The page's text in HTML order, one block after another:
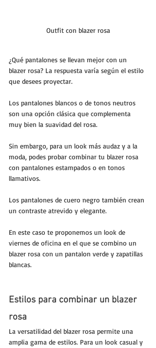
Outfit con blazer rosa
¿Qué pantalones se llevan mejor con un
blazer rosa? La respuesta varía según el estilo
que desees proyectar.
Los pantalones blancos o de tonos neutros
son una opción clásica que complementa
muy bien la suavidad del rosa.
Sin embargo, para un look más audaz y a la
moda, podes probar combinar tu blazer rosa
con pantalones estampados o en tonos
llamativos.
Los pantalones de cuero negro también crean
un contraste atrevido y elegante.
En este caso te proponemos un look de
viernes de oficina en el que se combino un
blazer rosa con un pantalon verde y zapatillas
blancas.
Estilos para combinar un blazer
rosa
La versatilidad del blazer rosa permite una
amplia gama de estilos. Para un look casual y